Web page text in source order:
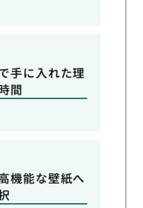
手に入れた理
間
機能な壁紙へ